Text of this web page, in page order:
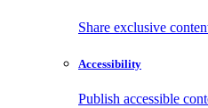
Share exclusive
Accessibility
Publish accessible